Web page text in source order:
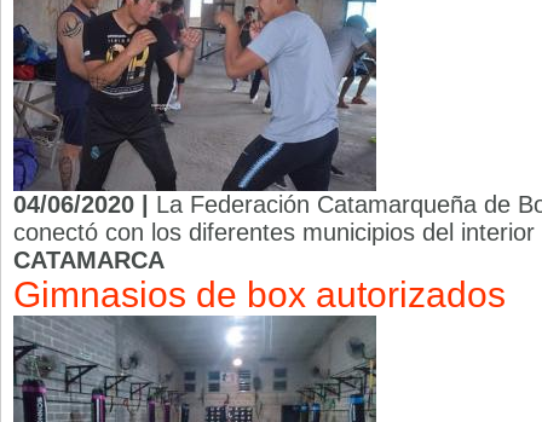
04/06/2020 | La Federación Catamarqueña de
conectó con los diferentes municipios del
CATAMARCA
Gimnasios de box autorizados